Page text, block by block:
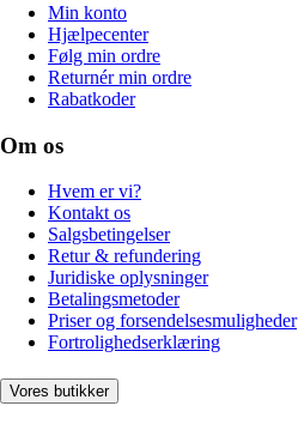
Min konto
Hjælpecenter
Følg min ordre
Returnér min ordre
Rabatkoder
Om os
Hvem er vi?
Kontakt os
Salgsbetingelser
Retur & refundering
Juridiske oplysninger
Betalingsmetoder
Priser og forsendelsesmuligheder
Fortrolighedserklæring
Vores butikker